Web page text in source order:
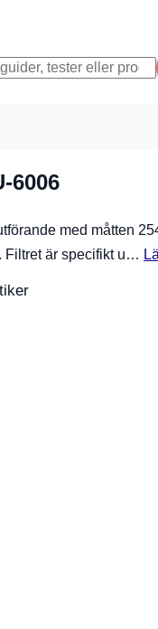
6006
med måtten
Filtret är specifikt u…